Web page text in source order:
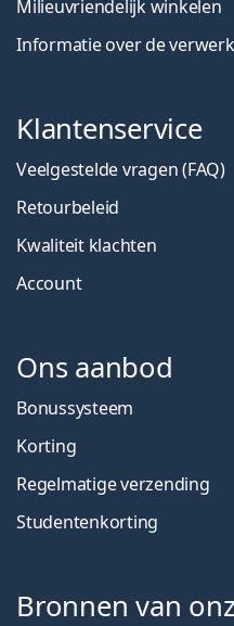
Milieuvriendelijk winkelen
Informatie over de
Klantenservice
Veelgestelde vragen (FAQ)
Retourbeleid
Kwaliteit klachten
Account
Ons aanbod
Bonussysteem
Korting
Regelmatige verzending
Studentenkorting
Bronnen van